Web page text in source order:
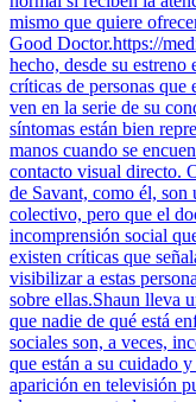
mismo que quiere
Good Doctor.https://
hecho, desde su
críticas de personas que
ven en la serie de su
síntomas están bien
manos cuando se
contacto visual directo.
de Savant, como él, son
colectivo, pero que el
incomprensión social
existen críticas que
visibilizar a estas
sobre ellas.Shaun lleva
que nadie de qué está
sociales son, a veces,
que están a su cuidado
aparición en televisión